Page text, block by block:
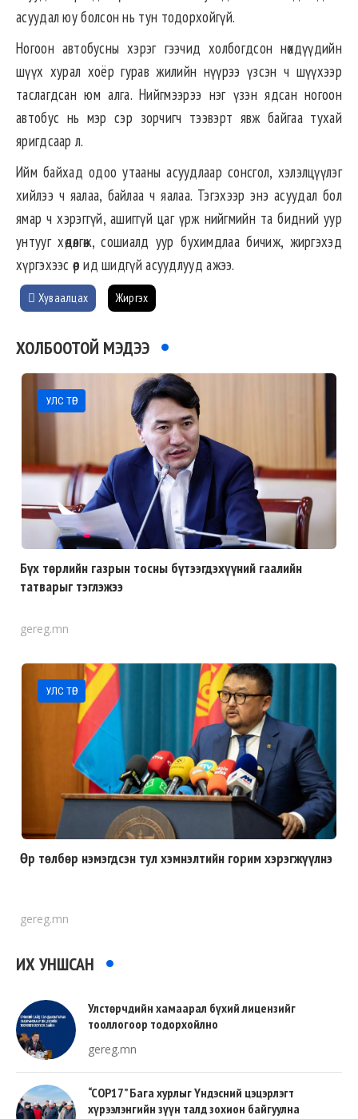
асуудал юу болсон нь тун тодорхойгүй.
Ногоон автобусны хэрэг гээчид холбогдсон нөхдүүдийн
шүүх хурал хоёр гурав жилийн нүүрээ үзсэн ч шүүхээр
таслагдсан юм алга. Нийгмээрээ нэг үзэн ядсан ногоон
автобус нь мэр сэр зорчигч тээвэрт явж байгаа тухай
яригдсаар л.
Ийм байхад одоо утааны асуудлаар сонсгол, хэлэлцүүлэг
хийлээ ч яалаа, байлаа ч яалаа. Тэгэхээр энэ асуудал бол
ямар ч хэрэггүй, ашиггүй цаг үрж нийгмийн та бидний уур
унтууг хөдөлгөж, сошиалд уур бухимдлаа бичиж, жиргэхэд
хүргэхээс өөр ид шидгүй асуудлууд ажээ.
Хуваалцах Жиргэх
ХОЛБООТОЙ МЭДЭЭ
УЛС ТӨР
Бүх төрлийн газрын тосны бүтээгдэхүүний гаалийн
татварыг тэглэжээ
gereg.mn
УЛС ТӨР
Өр төлбөр нэмэгдсэн тул хэмнэлтийн горим хэрэгжүүлнэ
gereg.mn
ИХ УНШСАН
Улстөрчдийн хамаарал бүхий лицензийг
тооллогоор тодорхойлно
gereg.mn
“COP17” Бага хурлыг Үндэсний цэцэрлэгт
хүрээлэнгийн зүүн талд зохион байгуулна